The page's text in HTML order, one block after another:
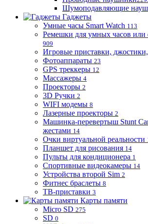
Шумоподавляющие
Гаджеты
Умные часы Smart Watch 113
Ремешки для умных часов или
909
Игровые приставки,
Фотоаппараты 23
GPS треккеры 12
Массажеры 4
Проекторы 2
3D Ручки 2
WIFI модемы 8
Лазерные проекторы 2
Машинка-перевертыш Stunt
жестами 14
Очки виртуальной реальности
Планшет для рисования 14
Пульты для кондиционера 1
Спортивные видеокамеры 14
Устройства второй Sim 2
Фитнес браслеты 8
ТВ-приставки 3
Карты памяти
Micro SD 275
SD 0